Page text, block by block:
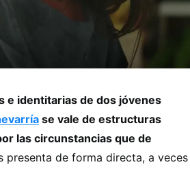
e identitarias de dos jóvenes
se vale de estructuras
las circunstancias que de
presenta de forma directa, a veces